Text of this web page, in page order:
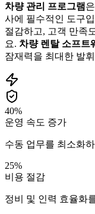
차량 관리 프로그램
사에 필수적인 도구
절감하고, 고객 만족
요. 차량 렌탈 소프트
잠재력을 최대한 발
40%
운영 속도 증가
수동 업무를 최소화
25%
비용 절감
정비 및 인력 효율화